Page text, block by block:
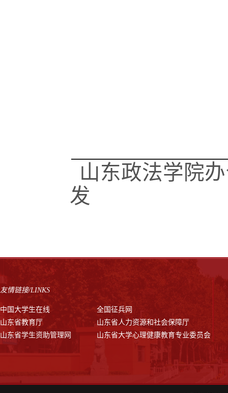
山东政法学院
发
友情链接/LINKS
中国大学生在线
全国征兵网
山东省教育厅
山东省人力资源和社会保障厅
山东省学生资助管理网
山东省大学心理健康教育专业委员会